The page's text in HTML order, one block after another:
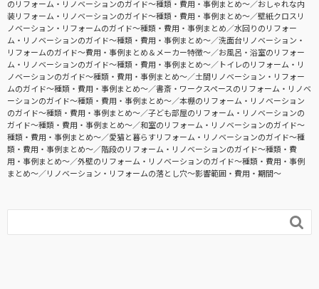
のリフォーム・リノベーションのガイド〜種類・費用・事例まとめ〜
おしゃれな内
装リフォーム・リノベーションのガイド〜種類・費用・事例まとめ〜
壁紙クロスリ
ノベーション・リフォームのガイド〜種類・費用・事例まとめ
水回りのリフォー
ム・リノベーションのガイド〜種類・費用・事例まとめ〜
洗面台リノベーション・
リフォームのガイド〜費用・事例まとめ＆メーカー特徴〜
お風呂・浴室のリフォー
ム・リノベーションのガイド〜種類・費用・事例まとめ〜
トイレのリフォーム・リ
ノベーションのガイド〜種類・費用・事例まとめ〜
土間リノベーション・リフォー
ムのガイド〜種類・費用・事例まとめ〜
書斎・ワークスペースのリフォーム・リノベ
ーションのガイド〜種類・費用・事例まとめ〜
本棚のリフォーム・リノベーション
のガイド〜種類・費用・事例まとめ〜
子ども部屋のリフォーム・リノベーションの
ガイド〜種類・費用・事例まとめ〜
和室のリフォーム・リノベーションのガイド〜
種類・費用・事例まとめ〜
愛猫と暮らすリフォーム・リノベーションのガイド〜種
類・費用・事例まとめ〜
階段のリフォーム・リノベーションのガイド〜種類・費
用・事例まとめ〜
外壁のリフォーム・リノベーションのガイド〜種類・費用・事例
まとめ〜
リノベーション・リフォームの落とし穴～影響範囲・費用・期間～
